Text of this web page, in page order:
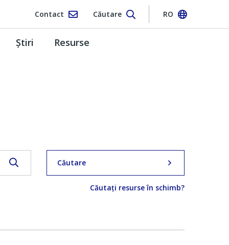
Contact Căutare RO
Ştiri Resurse
Căutare
Căutați resurse în schimb?